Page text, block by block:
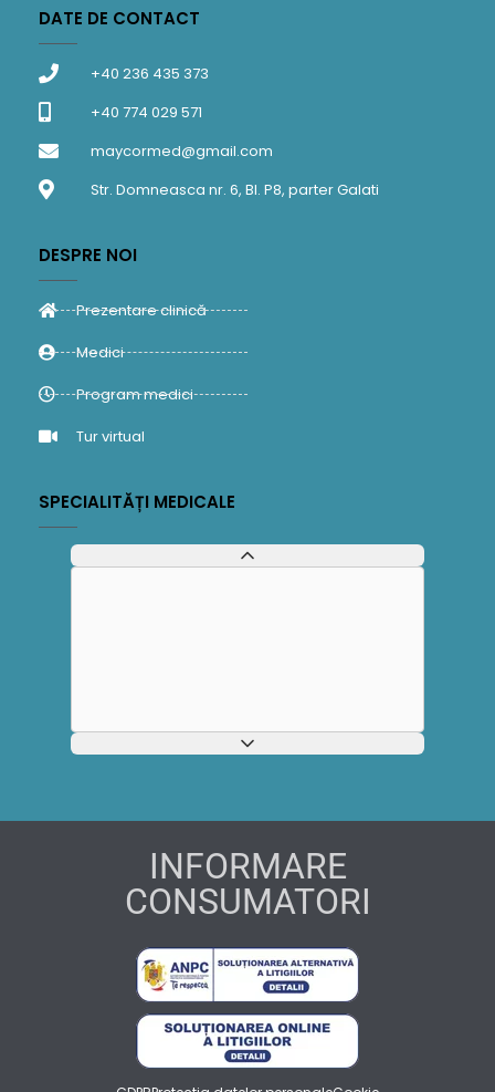
DATE DE CONTACT
+40 236 435 373
+40 774 029 571
maycormed@gmail.com
Str. Domneasca nr. 6, Bl. P8, parter Galati
DESPRE NOI
Prezentare clinică
Medici
Program medici
Tur virtual
SPECIALITĂȚI MEDICALE
INFORMARE
CONSUMATORI